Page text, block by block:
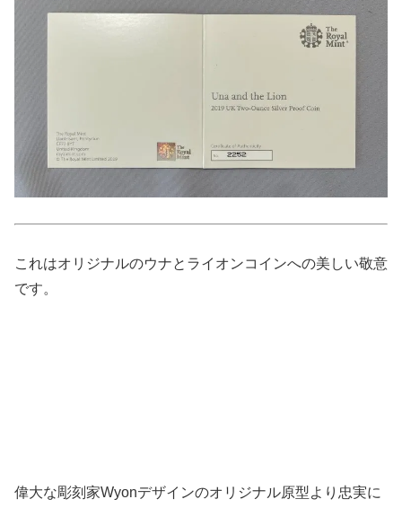
これはオリジナルのウナとライオンコインへの美しい敬意
です。
偉大な彫刻家Wyonデザインのオリジナル原型より忠実に